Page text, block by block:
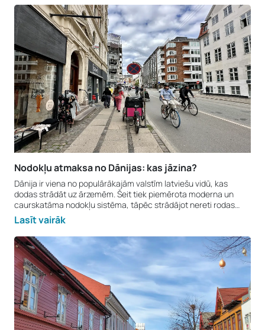
Nodokļu atmaksa no Dānijas: kas jāzina?
Dānija ir viena no populārākajām valstīm latviešu vidū, kas
dodas strādāt uz ārzemēm. Šeit tiek piemērota moderna un
caurskatāma nodokļu sistēma, tāpēc strādājot nereti rodas
nodokļu pārmaksa, ko iespējams atgūt. Tomēr daudzi darbinieki
nezina, ar ko sākt un kādi dokumenti ir vajadzīgi. Kas ir
Årsopgørelse forma? Katru gadu marta mēnesī Dānijas nodokļu
dienests SKAT publicē gada ienākumu pārskatu – Årsopgørelse.
Tajā norādīts, cik daudz esat nopelnījuši, cik nodokļus
samaksājuši un vai jums pienākas nodokļu atmaksa. Saņemot
šo dokumentu, ir svarīgi pārbaudīt, vai darba devēja sniegtie
dati ir pareizi un vai ir piemērotas visas jums pienākošās
atlaides. Pēc Årsopgørelse saņemšanas varat sazināties ar RT
Tax – mūsu speciālisti nodrošinās pieslēgšanos SKAT sistēmai,
pārbaudīs jūsu nodokļu situāciju, aprēķinās iespējamo
Lasīt vairāk